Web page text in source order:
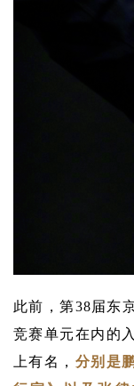
此前，第38届东
竞赛单元在内的
上有名， 分别是